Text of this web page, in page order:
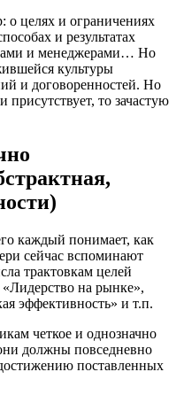
о целях и ограничениях
и результатах
и менеджерами… Но
культуры
и договоренностей. Но
то зачастую
каждый понимает, как
сейчас вспоминают
трактовкам целей
на рынке»,
эффективность» и т.п.
четкое и однозначно
должны повседневно
поставленных